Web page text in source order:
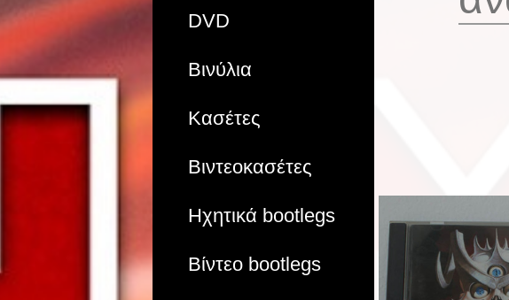
DVD
Βινύλια
Κασέτες
Βιντεοκασέτες
Ηχητικά bootlegs
Βίντεο bootlegs